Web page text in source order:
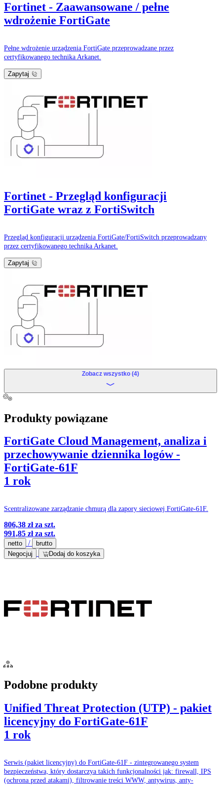
Fortinet - Zaawansowane / pełne
wdrożenie FortiGate
Pełne wdrożenie urządzenia FortiGate przeprowadzane przez
certyfikowanego technika Arkanet.
Zapytaj
Fortinet - Przegląd konfiguracji
FortiGate wraz z FortiSwitch
Przegląd konfiguracji urządzenia FortiGate/FortiSwitch przeprowadzany
przez certyfikowanego technika Arkanet.
Zapytaj
Zobacz wszystko (4)
Produkty powiązane
FortiGate Cloud Management, analiza i
przechowywanie dziennika logów -
FortiGate-61F
1 rok
Scentralizowane zarządzanie chmurą dla zapory sieciowej FortiGate-61F.
806,38 złza szt.
991,85 złza szt.
netto /
brutto
Negocjuj
Dodaj do koszyka
Podobne produkty
Unified Threat Protection (UTP) - pakiet
licencyjny do FortiGate-61F
1 rok
Serwis (pakiet licencyjny) do FortiGate-61F - zintegrowanego system
bezpieczeństwa, który dostarczya takich funkcjonalności jak: firewall, IPS
(ochrona przed atakami), filtrowanie treści WWW, antywirus, anty-